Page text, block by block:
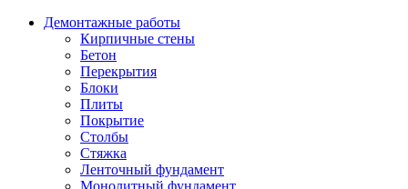
Демонтажные работы
Кирпичные стены
Бетон
Перекрытия
Блоки
Плиты
Покрытие
Столбы
Стяжка
Ленточный фундамент
Монолитный фундамент